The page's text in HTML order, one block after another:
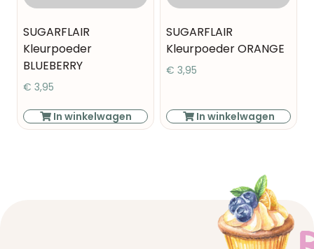
SUGARFLAIR
Kleurpoeder
BLUEBERRY
€ 3,95
In winkelwagen
SUGARFLAIR
Kleurpoeder ORANGE
€ 3,95
In winkelwagen